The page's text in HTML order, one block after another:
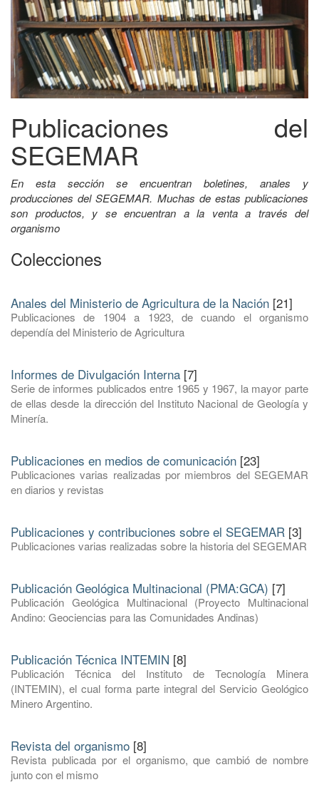
Publicaciones del
SEGEMAR
En esta sección se encuentran boletines, anales y
producciones del SEGEMAR. Muchas de estas publicaciones
son productos, y se encuentran a la venta a través del
organismo
Colecciones
Anales del Ministerio de Agricultura de la Nación [21]
Publicaciones de 1904 a 1923, de cuando el organismo
dependía del Ministerio de Agricultura
Informes de Divulgación Interna [7]
Serie de informes publicados entre 1965 y 1967, la mayor parte
de ellas desde la dirección del Instituto Nacional de Geología y
Minería.
Publicaciones en medios de comunicación [23]
Publicaciones varias realizadas por miembros del SEGEMAR
en diarios y revistas
Publicaciones y contribuciones sobre el SEGEMAR [3]
Publicaciones varias realizadas sobre la historia del SEGEMAR
Publicación Geológica Multinacional (PMA:GCA) [7]
Publicación Geológica Multinacional (Proyecto Multinacional
Andino: Geociencias para las Comunidades Andinas)
Publicación Técnica INTEMIN [8]
Publicación Técnica del Instituto de Tecnología Minera
(INTEMIN), el cual forma parte integral del Servicio Geológico
Minero Argentino.
Revista del organismo [8]
Revista publicada por el organismo, que cambió de nombre
junto con el mismo